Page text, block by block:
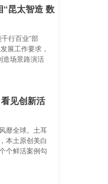
昆太智造 数
行百业”部
展工作要求，
造场景路演活
见创新活
靡全球。土耳
本土原创美白
个鲜活案例勾